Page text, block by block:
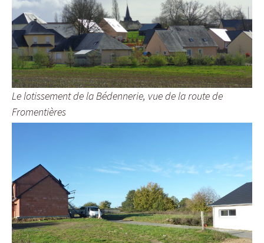
Le lotissement de la Bédennerie, vue de la route de
Fromentières